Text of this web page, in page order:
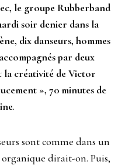
le groupe Rubberband
soir denier dans la
dix danseurs, hommes
par deux
la créativité de Victor
», 70 minutes de
.
sont comme dans un
dirait-on. Puis,